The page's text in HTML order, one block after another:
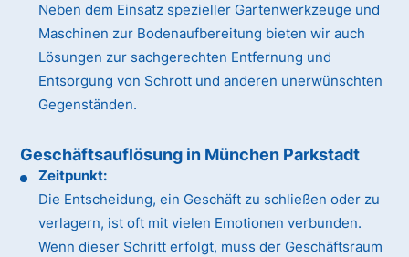
Neben dem Einsatz spezieller Gartenwerkzeuge und
Maschinen zur Bodenaufbereitung bieten wir auch
Lösungen zur sachgerechten Entfernung und
Entsorgung von Schrott und anderen unerwünschten
Gegenständen.
Geschäftsauflösung in München Parkstadt
Zeitpunkt:
Die Entscheidung, ein Geschäft zu schließen oder zu
verlagern, ist oft mit vielen Emotionen verbunden.
Wenn dieser Schritt erfolgt, muss der Geschäftsraum